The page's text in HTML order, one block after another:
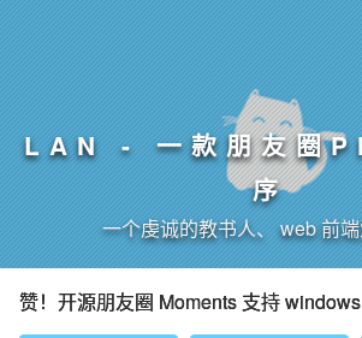
LAN - 一款朋友圈
序
一个虔诚的教书人、 web 前
赞！开源朋友圈 Moments 支持